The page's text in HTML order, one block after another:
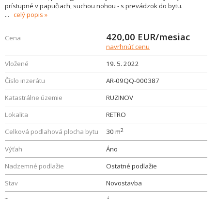
prístupné v papučiach, suchou nohou - s prevádzok do bytu.
... celý popis
Cena 420,00 EUR/mesiac
navrhnúť cenu
Vložené
19. 5. 2022
Číslo inzerátu
AR-09QQ-000387
Katastrálne územie
RUZINOV
Lokalita
RETRO
Celková podlahová plocha bytu
30 m2
Výťah
Áno
Nadzemné podlažie
Ostatné podlažie
Stav
Novostavba